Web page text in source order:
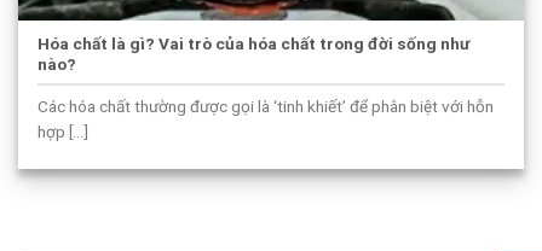
Hóa chất là gì? Vai trò của hóa chất trong đời sống như
nào?
Các hóa chất thường được gọi là ‘tinh khiết’ để phân biệt với hỗn
hợp [...]